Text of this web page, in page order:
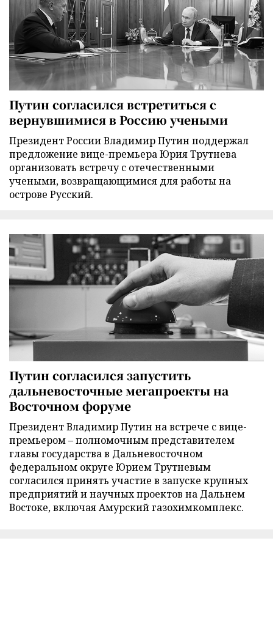
Путин согласился встретиться с
вернувшимися в Россию учеными
Президент России Владимир Путин поддержал
предложение вице-премьера Юрия Трутнева
организовать встречу с отечественными
учеными, возвращающимися для работы на
острове Русский.
Путин согласился запустить
дальневосточные мегапроекты на
Восточном форуме
Президент Владимир Путин на встрече с вице-
премьером – полномочным представителем
главы государства в Дальневосточном
федеральном округе Юрием Трутневым
согласился принять участие в запуске крупных
предприятий и научных проектов на Дальнем
Востоке, включая Амурский газохимкомплекс.